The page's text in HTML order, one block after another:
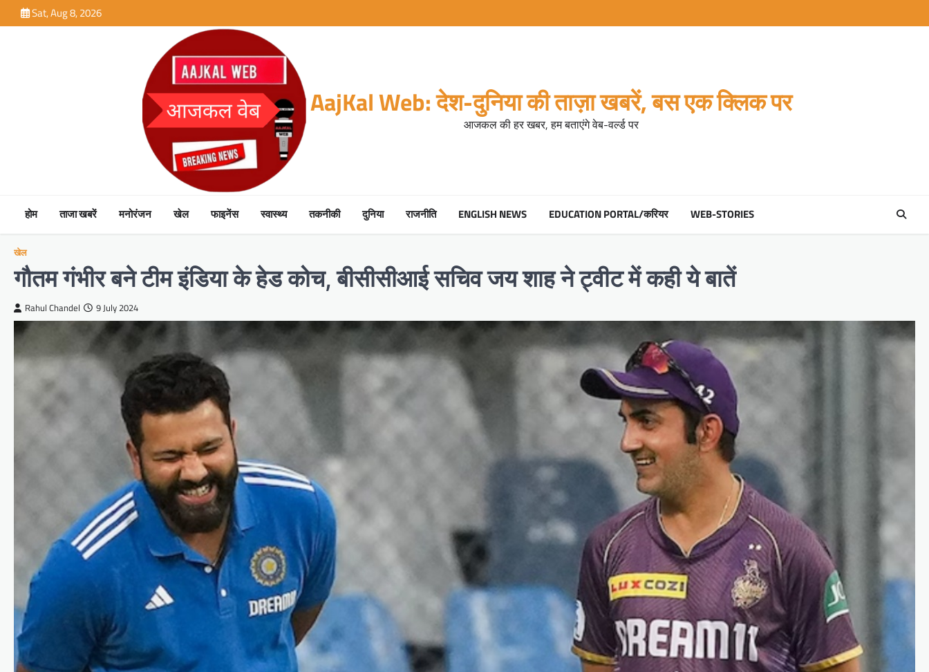
to
Sat, Aug 8, 2026
AajKal Web: देश-दुनिया की ताज़ा खबरें, बस एक क्लिक पर
आजकल की हर खबर, हम बताएंगे वेब-वर्ल्ड पर
होम ताजा खबरें मनोरंजन खेल फाइनेंस स्वास्थ्य तकनीकी दुनिया राजनीति ENGLISH NEWS EDUCATION PORTAL/करियर WEB-STORIES
खेल
गौतम गंभीर बने टीम इंडिया के हेड कोच, बीसीसीआई सचिव जय शाह ने ट्वीट में कही ये बातें
Rahul Chandel 9 July 2024